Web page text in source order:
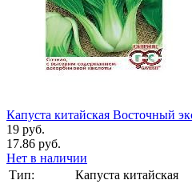
Капуста китайская Восточный
19 руб.
17.86 руб.
Нет в наличии
Тип:
Капуста китайская